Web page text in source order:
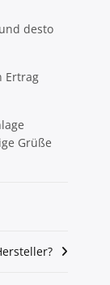
desto
Ertrag
Grüße